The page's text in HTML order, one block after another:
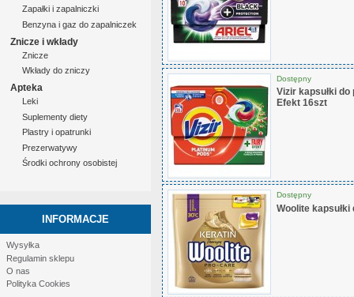
Zapałki i zapalniczki
Benzyna i gaz do zapalniczek
Znicze i wkłady
Znicze
Wkłady do zniczy
Apteka
Leki
Suplementy diety
Plastry i opatrunki
Prezerwatywy
Środki ochrony osobistej
INFORMACJE
Wysyłka
Regulamin sklepu
O nas
Polityka Cookies
Dostępny
Vizir kapsułki
Efekt 16szt
Dostępny
Woolite